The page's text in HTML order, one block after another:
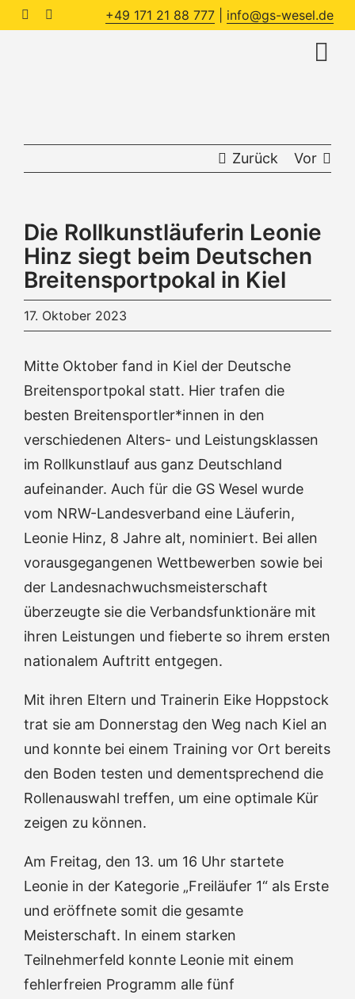
Zum
+49 171 21 88 777 info@gs-wesel.de
Toggle
Zurück Vor
Die Rollkunstläuferin Leonie
Hinz siegt beim Deutschen
Breitensportpokal in Kiel
17. Oktober 2023
Mitte Oktober fand in Kiel der Deutsche
Breitensportpokal statt. Hier trafen die
besten Breitensportler*innen in den
verschiedenen Alters- und Leistungsklassen
im Rollkunstlauf aus ganz Deutschland
aufeinander. Auch für die GS Wesel wurde
vom NRW-Landesverband eine Läuferin,
Leonie Hinz, 8 Jahre alt, nominiert. Bei allen
vorausgegangenen Wettbewerben sowie bei
der Landesnachwuchsmeisterschaft
überzeugte sie die Verbandsfunktionäre mit
ihren Leistungen und fieberte so ihrem ersten
nationalem Auftritt entgegen.
Mit ihren Eltern und Trainerin Eike Hoppstock
trat sie am Donnerstag den Weg nach Kiel an
und konnte bei einem Training vor Ort bereits
den Boden testen und dementsprechend die
Rollenauswahl treffen, um eine optimale Kür
zeigen zu können.
Am Freitag, den 13. um 16 Uhr startete
Leonie in der Kategorie „Freiläufer 1“ als Erste
und eröffnete somit die gesamte
Meisterschaft. In einem starken
Teilnehmerfeld konnte Leonie mit einem
fehlerfreien Programm alle fünf